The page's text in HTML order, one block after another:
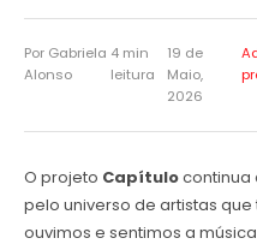
Por Gabriela
Alonso
4 min
leitura
19 de
Maio,
2026
O projeto Capítulocontinua
pelo universo de artistas
ouvimos e sentimos a